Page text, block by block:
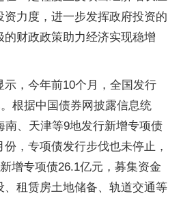
资力度，进一步发挥政府投资的
财政政策助力经济实现稳增
示，今年前10个月，全国发行
根据中国债券网披露信息统
南、天津等9地发行新增专项债
，专项债发行步伐也未停止，
增专项债26.1亿元，募集资金
、租赁房土地储备、轨道交通等